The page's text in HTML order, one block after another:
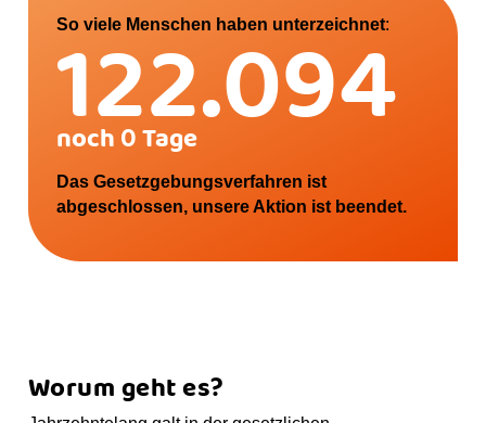
So viele Menschen haben unterzeichnet:
135.572
noch0 Tage
Das Gesetzgebungsverfahren ist
abgeschlossen, unsere Aktion ist beendet.
Worum geht es?